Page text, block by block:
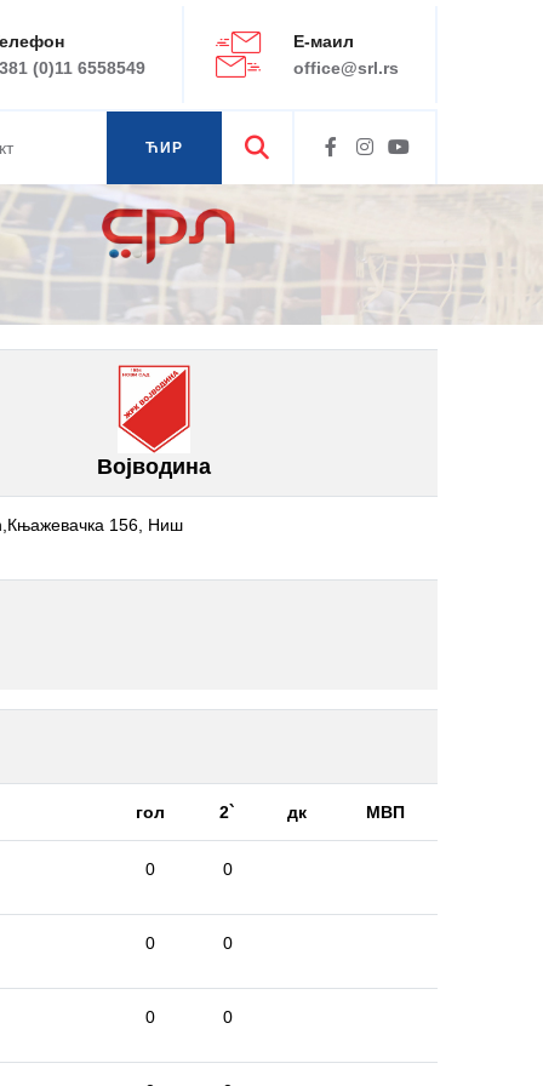
(0)11 6558549
Е-маил
office@srl.rs
ЋИР
Војводина
156, Ниш
гол 2` дк МВП
0 0
0 0
0 0